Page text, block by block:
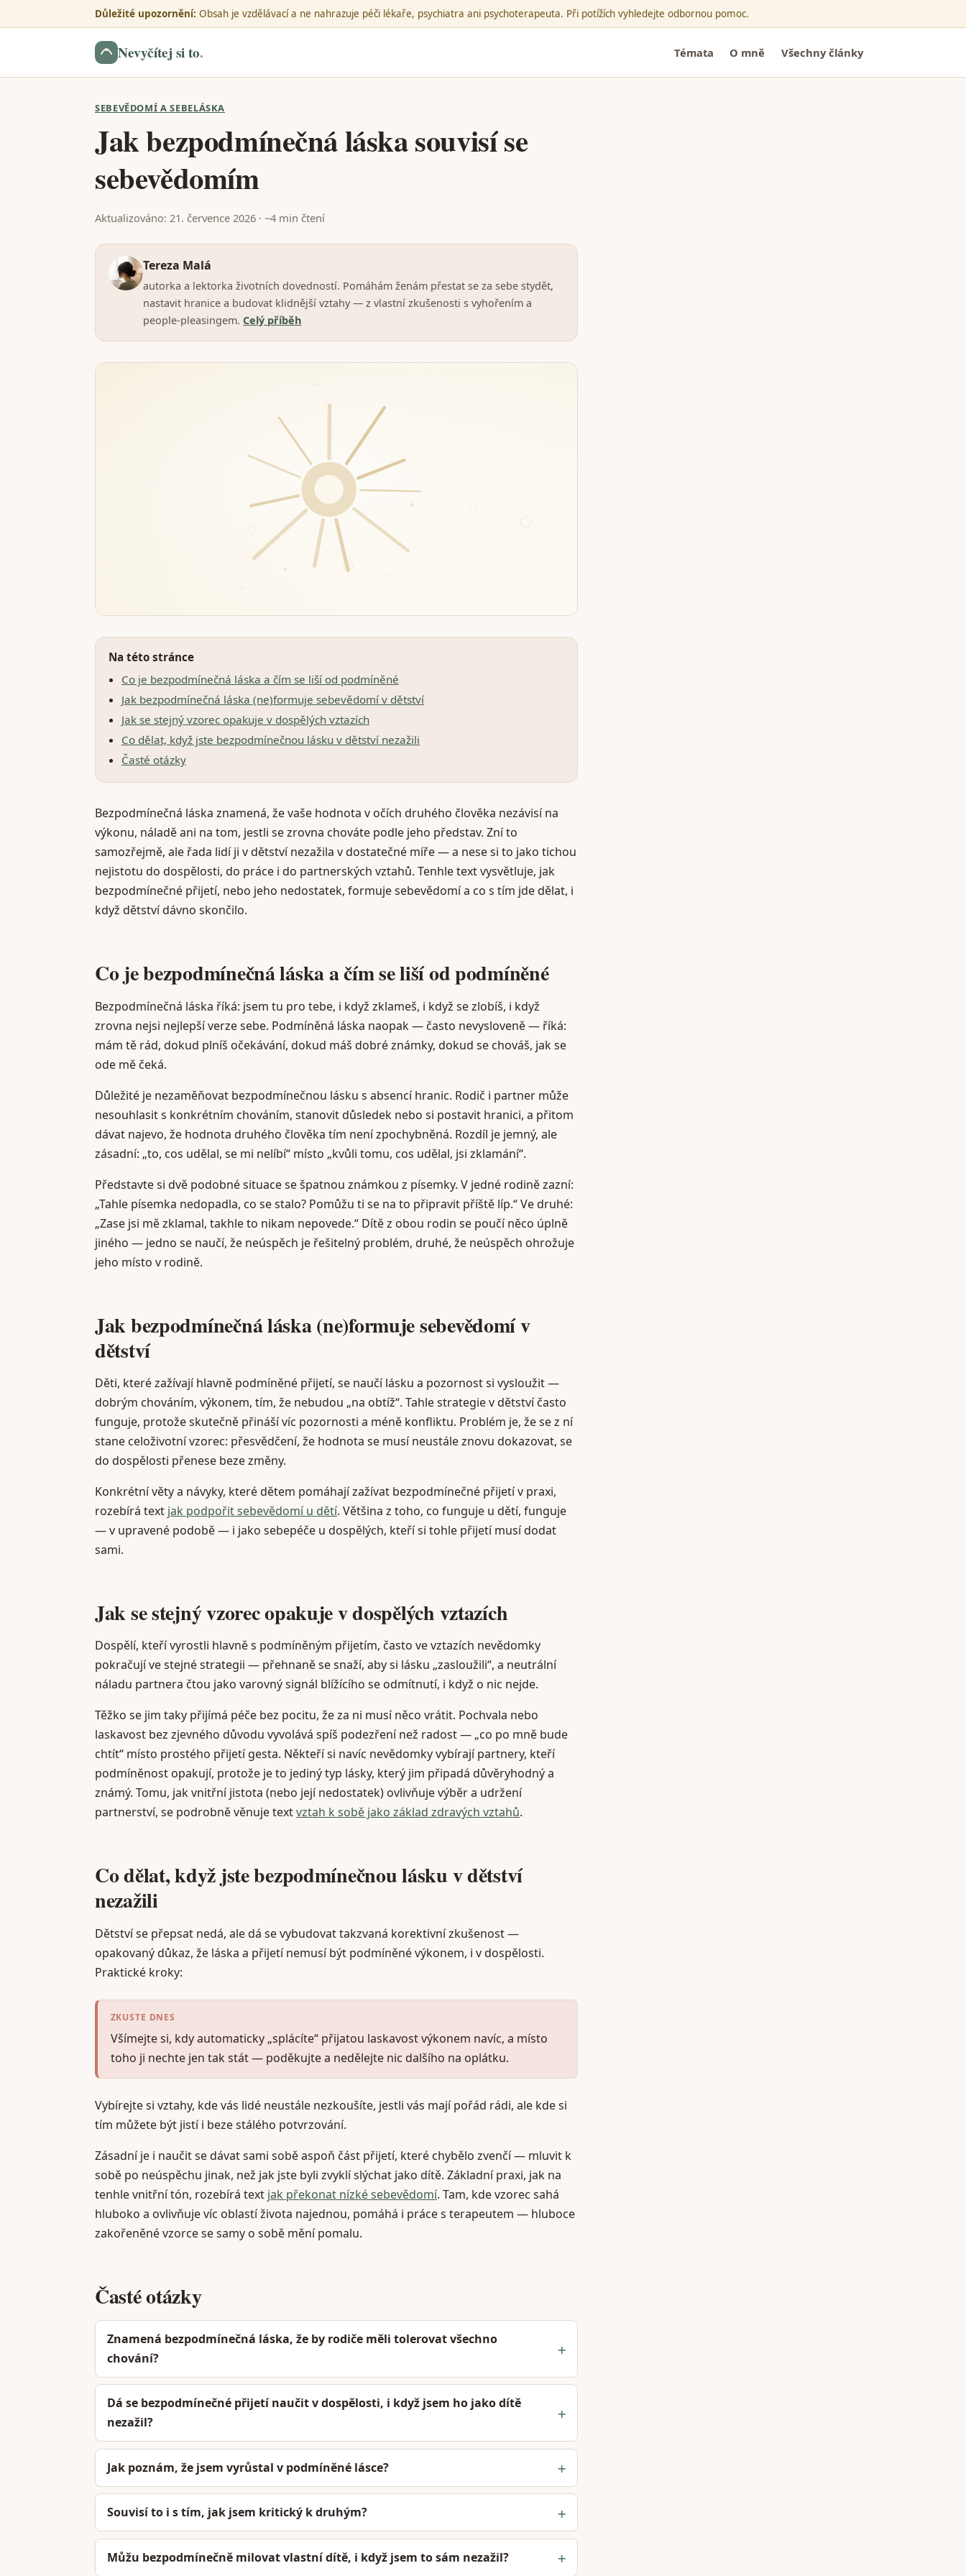
Důležité upozornění: Obsah je vzdělávací a ne nahrazuje péči lékaře, psychiatra ani psychoterapeuta. Při potížích vyhledejte odbornou pomoc.
Nevyčítej si to. Témata O mně Všechny články
SEBEVĚDOMÍ A SEBELÁSKA
Jak bezpodmínečná láska souvisí se
sebevědomím
Aktualizováno: 21. července 2026 · ~4 min čtení
Tereza Malá
autorka a lektorka životních dovedností. Pomáhám ženám přestat se za sebe stydět,
nastavit hranice a budovat klidnější vztahy — z vlastní zkušenosti s vyhořením a
people-pleasingem.Celý příběh
Na této stránce
Co je bezpodmínečná láska a čím se liší od podmíněné
Jak bezpodmínečná láska (ne)formuje sebevědomí v dětství
Jak se stejný vzorec opakuje v dospělých vztazích
Co dělat, když jste bezpodmínečnou lásku v dětství nezažili
Časté otázky
Bezpodmínečná láska znamená, že vaše hodnota v očích druhého člověka nezávisí na
výkonu, náladě ani na tom, jestli se zrovna chováte podle jeho představ. Zní to
samozřejmě, ale řada lidí ji v dětství nezažila v dostatečné míře — a nese si to jako tichou
nejistotu do dospělosti, do práce i do partnerských vztahů. Tenhle text vysvětluje, jak
bezpodmínečné přijetí, nebo jeho nedostatek, formuje sebevědomí a co s tím jde dělat, i
když dětství dávno skončilo.
Co je bezpodmínečná láska a čím se liší od podmíněné
Bezpodmínečná láska říká: jsem tu pro tebe, i když zklameš, i když se zlobíš, i když
zrovna nejsi nejlepší verze sebe. Podmíněná láska naopak — často nevysloveně — říká:
mám tě rád, dokud plníš očekávání, dokud máš dobré známky, dokud se chováš, jak se
ode mě čeká.
Důležité je nezaměňovat bezpodmínečnou lásku s absencí hranic. Rodič i partner může
nesouhlasit s konkrétním chováním, stanovit důsledek nebo si postavit hranici, a přitom
dávat najevo, že hodnota druhého člověka tím není zpochybněná. Rozdíl je jemný, ale
zásadní: „to, cos udělal, se mi nelíbí“ místo „kvůli tomu, cos udělal, jsi zklamání“.
Představte si dvě podobné situace se špatnou známkou z písemky. V jedné rodině zazní:
„Tahle písemka nedopadla, co se stalo? Pomůžu ti se na to připravit příště líp.“ Ve druhé:
„Zase jsi mě zklamal, takhle to nikam nepovede.“ Dítě z obou rodin se poučí něco úplně
jiného — jedno se naučí, že neúspěch je řešitelný problém, druhé, že neúspěch ohrožuje
jeho místo v rodině.
Jak bezpodmínečná láska (ne)formuje sebevědomí v
dětství
Děti, které zažívají hlavně podmíněné přijetí, se naučí lásku a pozornost si vysloužit —
dobrým chováním, výkonem, tím, že nebudou „na obtíž“. Tahle strategie v dětství často
funguje, protože skutečně přináší víc pozornosti a méně konfliktu. Problém je, že se z ní
stane celoživotní vzorec: přesvědčení, že hodnota se musí neustále znovu dokazovat, se
do dospělosti přenese beze změny.
Konkrétní věty a návyky, které dětem pomáhají zažívat bezpodmínečné přijetí v praxi,
rozebírá text jak podpořit sebevědomí u dětí. Většina z toho, co funguje u dětí, funguje
— v upravené podobě — i jako sebepéče u dospělých, kteří si tohle přijetí musí dodat
sami.
Jak se stejný vzorec opakuje v dospělých vztazích
Dospělí, kteří vyrostli hlavně s podmíněným přijetím, často ve vztazích nevědomky
pokračují ve stejné strategii — přehnaně se snaží, aby si lásku „zasloužili“, a neutrální
náladu partnera čtou jako varovný signál blížícího se odmítnutí, i když o nic nejde.
Těžko se jim taky přijímá péče bez pocitu, že za ni musí něco vrátit. Pochvala nebo
laskavost bez zjevného důvodu vyvolává spíš podezření než radost — „co po mně bude
chtít“ místo prostého přijetí gesta. Někteří si navíc nevědomky vybírají partnery, kteří
podmíněnost opakují, protože je to jediný typ lásky, který jim připadá důvěryhodný a
známý. Tomu, jak vnitřní jistota (nebo její nedostatek) ovlivňuje výběr a udržení
partnerství, se podrobně věnuje textvztah k sobě jako základ zdravých vztahů.
Co dělat, když jste bezpodmínečnou lásku v dětství
nezažili
Dětství se přepsat nedá, ale dá se vybudovat takzvaná korektivní zkušenost —
opakovaný důkaz, že láska a přijetí nemusí být podmíněné výkonem, i v dospělosti.
Praktické kroky:
ZKUSTE DNES
Všímejte si, kdy automaticky „splácíte“ přijatou laskavost výkonem navíc, a místo
toho ji nechte jen tak stát — poděkujte a nedělejte nic dalšího na oplátku.
Vybírejte si vztahy, kde vás lidé neustále nezkoušíte, jestli vás mají pořád rádi, ale kde si
tím můžete být jistí i beze stálého potvrzování.
Zásadní je i naučit se dávat sami sobě aspoň část přijetí, které chybělo zvenčí — mluvit k
sobě po neúspěchu jinak, než jak jste byli zvyklí slýchat jako dítě. Základní praxi, jak na
tenhle vnitřní tón, rozebírá text jak překonat nízké sebevědomí. Tam, kde vzorec sahá
hluboko a ovlivňuje víc oblastí života najednou, pomáhá i práce s terapeutem — hluboce
zakořeněné vzorce se samy o sobě mění pomalu.
Časté otázky
Znamená bezpodmínečná láska, že by rodiče měli tolerovat všechno
chování?
Dá se bezpodmínečné přijetí naučit v dospělosti, i když jsem ho jako dítě
nezažil?
Jak poznám, že jsem vyrůstal v podmíněné lásce?
Souvisí to i s tím, jak jsem kritický k druhým?
Můžu bezpodmínečně milovat vlastní dítě, i když jsem to sám nezažil?